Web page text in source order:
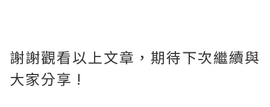
謝謝觀看以上文章，期待下次繼續與
大家分享 !